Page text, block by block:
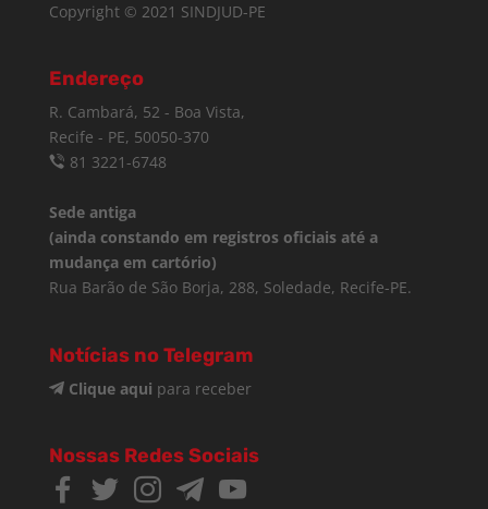
Copyright © 2021 SINDJUD-PE
Endereço
R. Cambará, 52 - Boa Vista,
Recife - PE, 50050-370
81 3221-6748
Sede antiga
(ainda constando em registros oficiais até a
mudança em cartório)
Rua Barão de São Borja, 288, Soledade, Recife-PE.
Notícias no Telegram
Clique aqui para receber
Nossas Redes Sociais